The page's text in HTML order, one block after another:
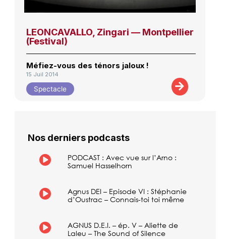
LEONCAVALLO, Zingari — Montpellier
(Festival)
Méfiez-vous des ténors jaloux !
15 Juil 2014
Spectacle
Nos derniers podcasts
PODCAST : Avec vue sur l’Arno :
Samuel Hasselhorn
Agnus DEI – Episode VI : Stéphanie
d’Oustrac – Connais-toi toi même
AGNUS D.E.I. – ép. V – Aliette de
Laleu – The Sound of Silence